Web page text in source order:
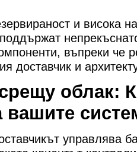
и висока
въпреки че
доставчик и
облак:
вашите
управлява